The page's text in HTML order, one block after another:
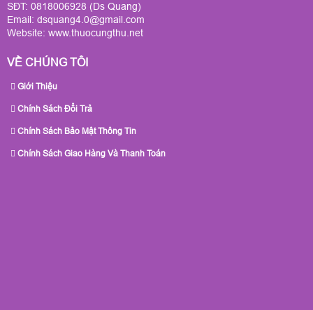
SĐT: 0818006928 (Ds Quang)
Email: dsquang4.0@gmail.com
Website: www.thuocungthu.net
VỀ CHÚNG TÔI
Giới Thiệu
Chính Sách Đổi Trả
Chính Sách Bảo Mật Thông Tin
Chính Sách Giao Hàng Và Thanh Toán